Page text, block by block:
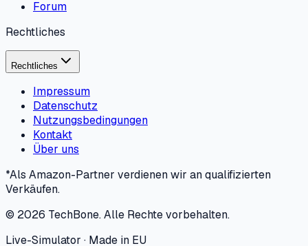
Forum
Rechtliches
Rechtliches
Impressum
Datenschutz
Nutzungsbedingungen
Kontakt
Über uns
*Als Amazon-Partner verdienen wir an qualifizierten
Verkäufen.
© 2026 TechBone.Alle Rechte vorbehalten.
Live-Simulator · Made in EU